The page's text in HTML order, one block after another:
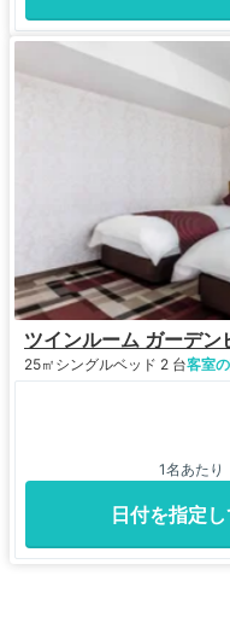
ツインルーム ガーデン
25㎡ シングルベッド 2 台客室
1名あたり
日付を指定